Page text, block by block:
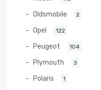
Oldsmobile 2
Opel 122
Peugeot 104
Plymouth 3
Polaris 1